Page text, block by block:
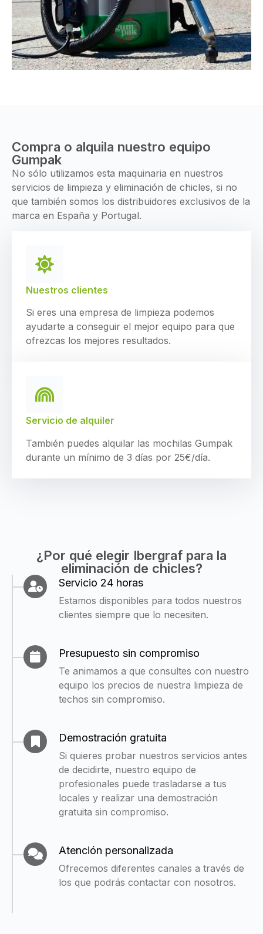
Compra o alquila nuestro equipo
Gumpak
No sólo utilizamos esta maquinaria en nuestros
servicios de limpieza y eliminación de chicles, si no
que también somos los distribuidores exclusivos de la
marca en España y Portugal.
Nuestros clientes
Si eres una empresa de limpieza podemos
ayudarte a conseguir el mejor equipo para que
ofrezcas los mejores resultados.
Servicio de alquiler
También puedes alquilar las mochilas Gumpak
durante un mínimo de 3 días por 25€/día.
¿Por qué elegir Ibergraf para la
eliminación de chicles?
Servicio 24 horas
Estamos disponibles para todos nuestros
clientes siempre que lo necesiten.
Presupuesto sin compromiso
Te animamos a que consultes con nuestro
equipo los precios de nuestra limpieza de
techos sin compromiso.
Demostración gratuita
Si quieres probar nuestros servicios antes
de decidirte, nuestro equipo de
profesionales puede trasladarse a tus
locales y realizar una demostración
gratuita sin compromiso.
Atención personalizada
Ofrecemos diferentes canales a través de
los que podrás contactar con nosotros.